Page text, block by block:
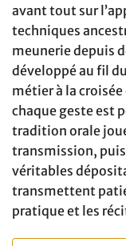
avant tout sur
techniques
meunerie depuis
développé au fil
métier à la
chaque geste est
tradition orale
transmission,
véritables
transmettent
pratique et les